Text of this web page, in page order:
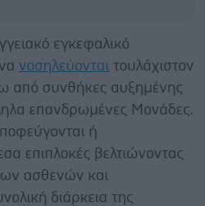
εγκεφαλικό
νοσηλεύονται τουλάχιστον
από συνθήκες αυξημένης
επανδρωμένες Μονάδες.
ή
επιπλοκές βελτιώνοντας
ασθενών και
διάρκεια της